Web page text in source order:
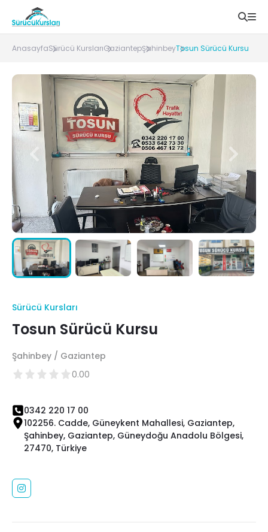
AnasayfaSürücü KurslarıGaziantepŞahinbeyTosun Sürücü Kursu
Sürücü Kursları
Tosun Sürücü Kursu
Şahinbey / Gaziantep
0.00
0342 220 17 00
102256. Cadde, Güneykent Mahallesi, Gaziantep,
Şahinbey, Gaziantep, Güneydoğu Anadolu Bölgesi,
27470, Türkiye